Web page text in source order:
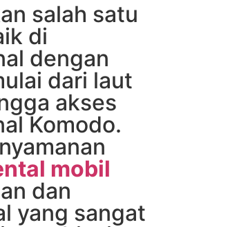
salah satu
di
dengan
dari laut
akses
Komodo.
mobil
dan
yang sangat